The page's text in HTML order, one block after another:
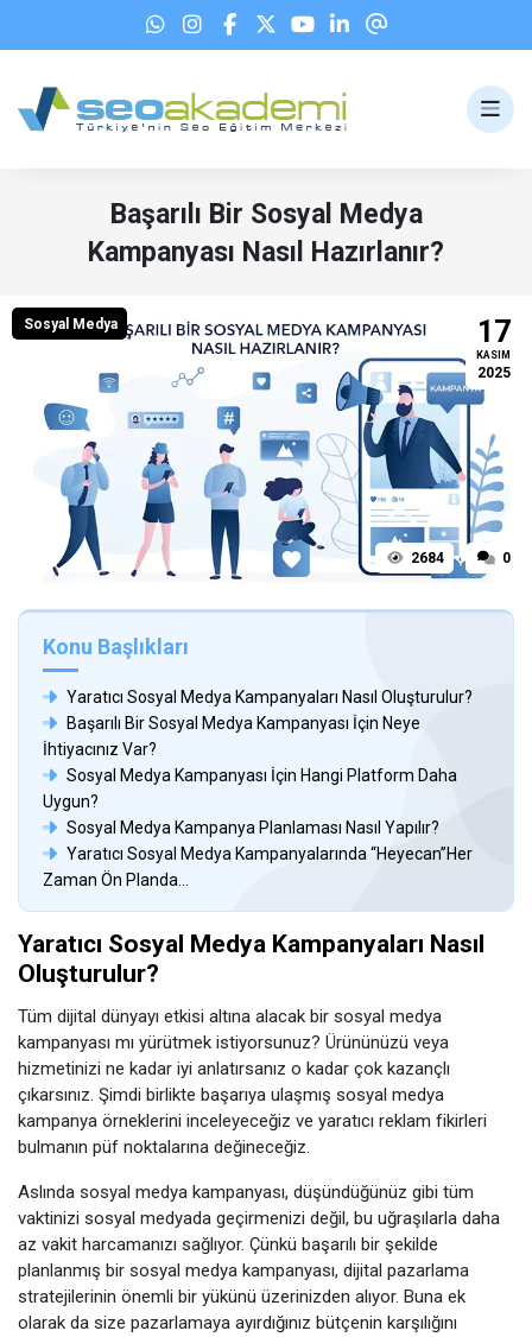
Başarılı Bir Sosyal Medya
Kampanyası Nasıl Hazırlanır?
Sosyal Medya 17
KASIM
2025
2684 0
Konu Başlıkları
Yaratıcı Sosyal Medya Kampanyaları Nasıl Oluşturulur?
Başarılı Bir Sosyal Medya Kampanyası İçin Neye
İhtiyacınız Var?
Sosyal Medya Kampanyası İçin Hangi Platform Daha
Uygun?
Sosyal Medya Kampanya Planlaması Nasıl Yapılır?
Yaratıcı Sosyal Medya Kampanyalarında “Heyecan”Her
Zaman Ön Planda…
Yaratıcı Sosyal Medya Kampanyaları Nasıl
Oluşturulur?
Tüm dijital dünyayı etkisi altına alacak bir sosyal medya
kampanyası mı yürütmek istiyorsunuz? Ürününüzü veya
hizmetinizi ne kadar iyi anlatırsanız o kadar çok kazançlı
çıkarsınız. Şimdi birlikte başarıya ulaşmış sosyal medya
kampanya örneklerini inceleyeceğiz ve yaratıcı reklam fikirleri
bulmanın püf noktalarına değineceğiz.
Aslında sosyal medya kampanyası, düşündüğünüz gibi tüm
vaktinizi sosyal medyada geçirmenizi değil, bu uğraşılarla daha
az vakit harcamanızı sağlıyor. Çünkü başarılı bir şekilde
planlanmış bir sosyal medya kampanyası, dijital pazarlama
stratejilerinin önemli bir yükünü üzerinizden alıyor. Buna ek
olarak da size pazarlamaya ayırdığınız bütçenin karşılığını